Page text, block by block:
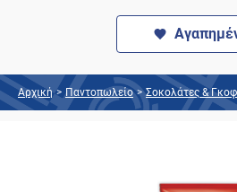
Αρχική > Παντοπωλείο > Σοκολάτες &